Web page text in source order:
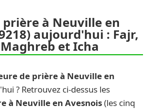
à Neuville en
aujourd'hui : Fajr,
et Icha
de prière à Neuville en
? Retrouvez ci-dessus les
à Neuville en Avesnois(les cinq